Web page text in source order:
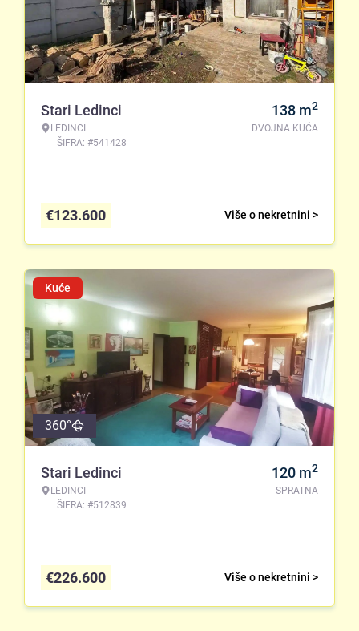
Stari Ledinci
LEDINCI
ŠIFRA: #541428
138 m2
DVOJNA KUĆA
Više o nekretnini >
€123.600
Kuće
360°
Stari Ledinci
LEDINCI
ŠIFRA: #512839
120 m2
SPRATNA
Više o nekretnini >
€226.600